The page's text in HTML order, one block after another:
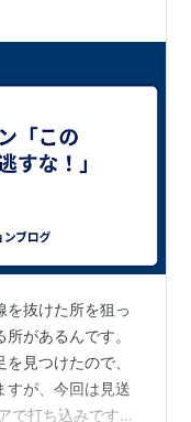
抜けた所を狙っ
があるんです。
見つけたので、
すが、今回は見送
で打ち込みです